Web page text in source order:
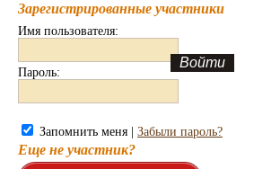
Зарегистрированные участники
Имя пользователя:
Пароль:
Запомнить меня | Забыли пароль?
Еще не участник?